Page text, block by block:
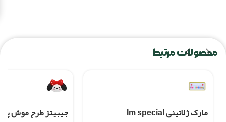
محصولات مرتبط
مارک ژلاتینی Im special
جیبیتز طرح موش